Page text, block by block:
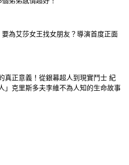
要為艾莎女王找女朋友？導演首度正面
真正意義！從銀幕超人到現實鬥士 紀
」克里斯多夫李維不為人知的生命故事